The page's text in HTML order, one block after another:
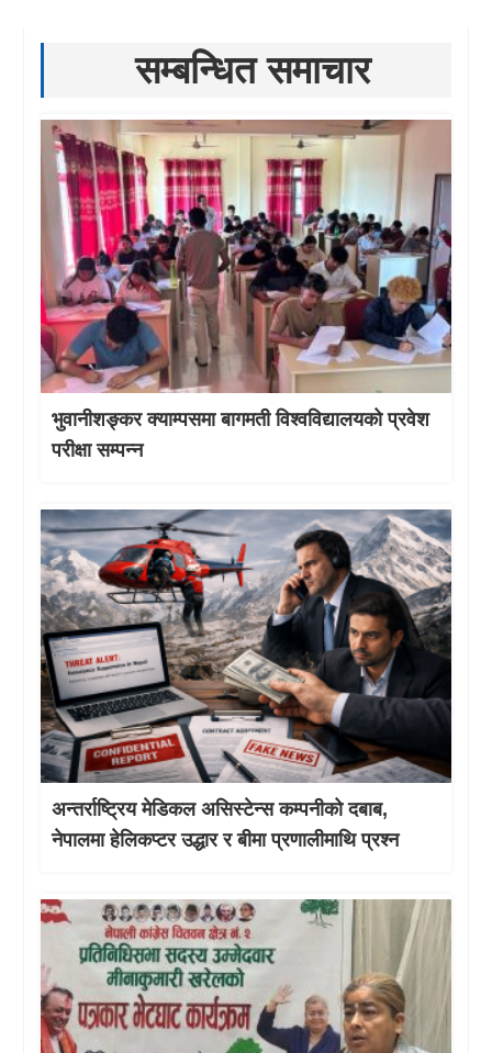
सम्बन्धित समाचार
भुवानीशङ्कर क्याम्पसमा बागमती विश्वविद्यालयको प्रवेश
परीक्षा सम्पन्न
अन्तर्राष्ट्रिय मेडिकल असिस्टेन्स कम्पनीको दबाब,
नेपालमा हेलिकप्टर उद्धार र बीमा प्रणालीमाथि प्रश्न